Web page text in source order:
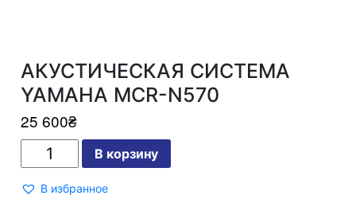
АКУСТИЧЕСКАЯ СИСТЕМА
YAMAHA MCR-N570
25 600₴
СИСТЕМА
MCR-
В корзину
В избранное